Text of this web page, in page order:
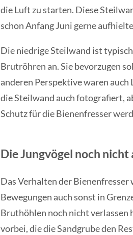
die Luft zu starten. Diese
schon Anfang Juni gerne
Die niedrige Steilwand ist
Brutröhren an. Sie bevorzugen
anderen Perspektive waren auch
die Steilwand auch fotografiert,
Schutz für die Bienenfresser
Die Jungvögel noch nicht
Das Verhalten der Bienenfresser
Bewegungen auch sonst in
Bruthöhlen noch nicht verlassen
vorbei, die die Sandgrube den